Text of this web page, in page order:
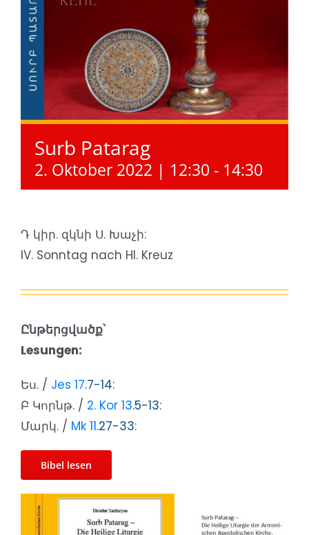
Surb Patarag
2. Oktober 2022 | 12:30 - 14:30
Դ կիր. զկնի Ս. Խաչի:
IV. Sonntag nach Hl. Kreuz
Ընթերցվածք՝
Lesungen:
Ես. / Jes 17.7-14:
Բ Կորնթ. / 2. Kor 13.5-13:
Մարկ. / Mk 11.27-33:
Bibel lesen